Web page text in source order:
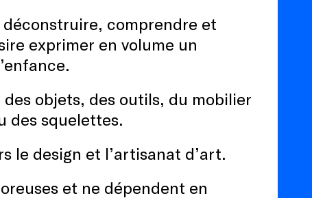
déconstruire, comprendre et
exprimer en volume un
objets, des outils, du mobilier
des squelettes.
le design et l’artisanat d’art.
et ne dépendent en